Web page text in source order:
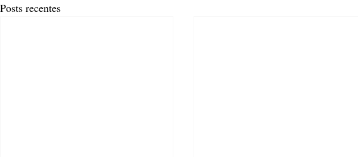
Posts recentes